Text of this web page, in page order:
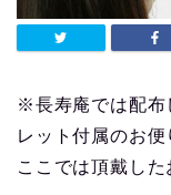
※長寿庵では配布
レット付属のお便
ここでは頂戴した